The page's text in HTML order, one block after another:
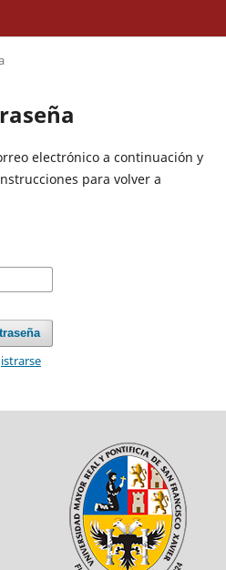
electrónico a continuación y
para volver a